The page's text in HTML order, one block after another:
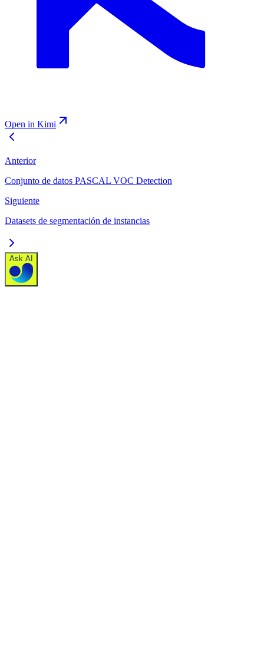
Open in Kimi
Anterior
Conjunto de datos PASCAL VOC Detection
Siguiente
Datasets de segmentación de instancias
Ask AI